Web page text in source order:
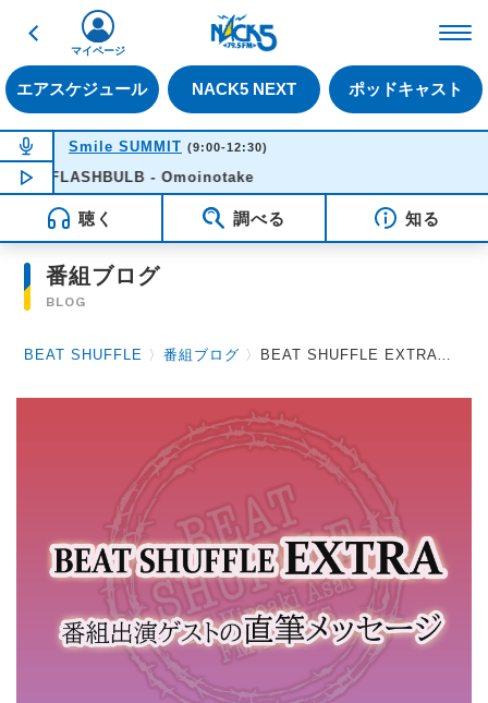
戻る
エアスケジュール NACK5 NEXT ポッドキャスト
マイページ
NOW ON AIR
Smile SUMMIT (9:00-12:30)
NOW PLAYING10:14
FLASHBULB - Omoinotake
聴く 調べる 知る
番組ブログ
BLOG
BEAT SHUFFLE 〉番組ブログ 〉 BEAT SHUFFLE EXTRA 2022.05.27 グラビティ↗↗楽しさ♪FULLVOLTAAAGE!!! / gulu gulu